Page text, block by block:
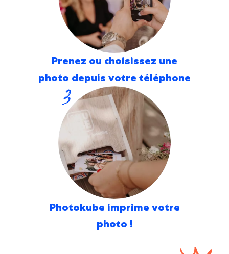
Prenez ou choisissez une
photo depuis votre téléphone
3
Photokube imprime votre
photo !